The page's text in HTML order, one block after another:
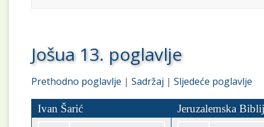
Jošua 13. poglavlje
Prethodno poglavlje |Sadržaj |Sljedeće poglavlje
Ivan Šarić Jeruzalemska